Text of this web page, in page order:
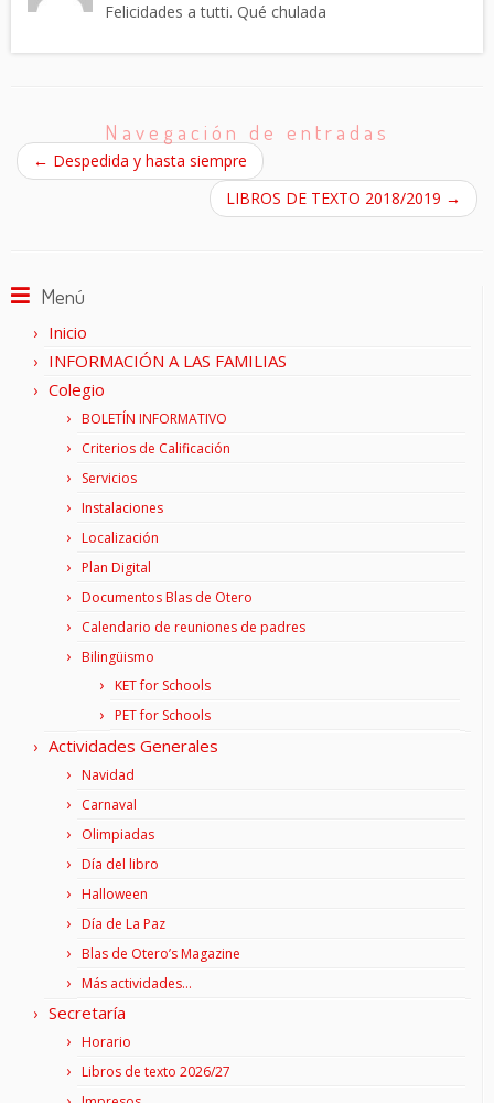
Felicidades a tutti. Qué chulada
Navegación de entradas
← Despedida y hasta siempre
LIBROS DE TEXTO 2018/2019 →
Menú
Inicio
INFORMACIÓN A LAS FAMILIAS
Colegio
BOLETÍN INFORMATIVO
Criterios de Calificación
Servicios
Instalaciones
Localización
Plan Digital
Documentos Blas de Otero
Calendario de reuniones de padres
Bilingüismo
KET for Schools
PET for Schools
Actividades Generales
Navidad
Carnaval
Olimpiadas
Día del libro
Halloween
Día de La Paz
Blas de Otero’s Magazine
Más actividades…
Secretaría
Horario
Libros de texto 2026/27